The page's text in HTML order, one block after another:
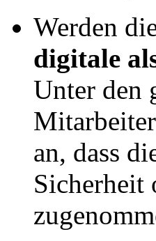
Werden
digitale
Unter den
an, dass
Sicherheit